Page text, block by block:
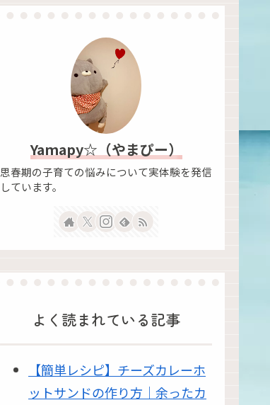
Yamapy☆（やまぴー）
思春期の子育ての悩みについて実体験を発信
しています。
よく読まれている記事
【簡単レシピ】チーズカレーホ
ットサンドの作り方｜余ったカ